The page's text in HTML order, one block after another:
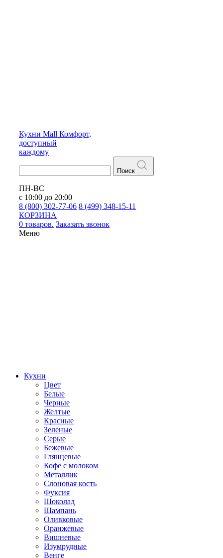
Кухни Mall Комфорт,
доступный
каждому
Поиск
ПН-ВС
с 10:00 до 20:00
8 (800) 302-77-06 8 (499) 348-15-11
КОРЗИНА
0 товаров. Заказать звонок
Меню
Кухни
Цвет
Белые
Черные
Желтые
Красные
Зеленые
Серые
Бежевые
Глянцевые
Кофе с молоком
Металлик
Слоновая кость
Фуксия
Шоколад
Шампань
Оливковые
Оранжевые
Вишневые
Изумрудные
Венге